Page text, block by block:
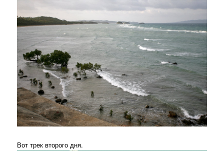
Вот трек второго дня.